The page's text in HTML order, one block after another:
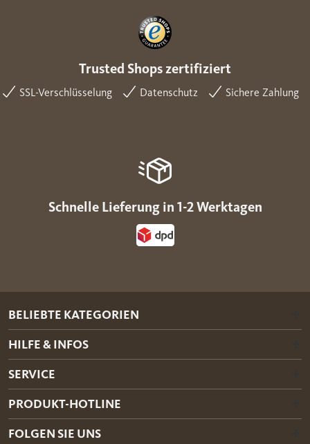
Trusted Shops zertifiziert
SSL-Verschlüsselung Datenschutz Sichere Zahlung
Schnelle Lieferung in 1-2 Werktagen
BELIEBTE KATEGORIEN
HILFE & INFOS
SERVICE
PRODUKT-HOTLINE
FOLGEN SIE UNS